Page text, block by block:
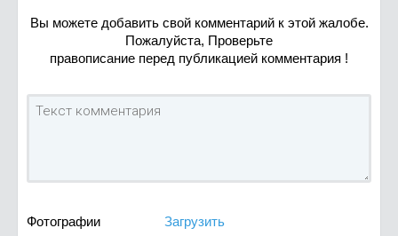
Вы можете добавить свой комментарий к этой жалобе.
Пожалуйста, Проверьте
правописание перед публикацией комментария !
Фотографии Загрузить